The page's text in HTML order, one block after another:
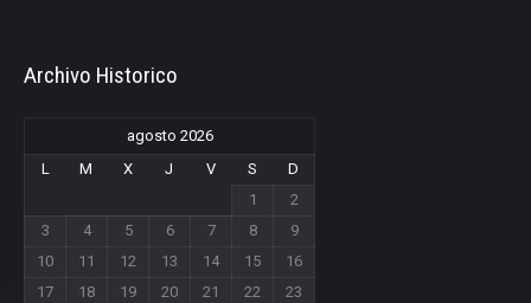
Archivo Historico
agosto 2026
L
M X J V S
D
1
2
3
4 5 6 7 8
9
10
11 12 13 14 15
16
17
18 19 20 21 22
23